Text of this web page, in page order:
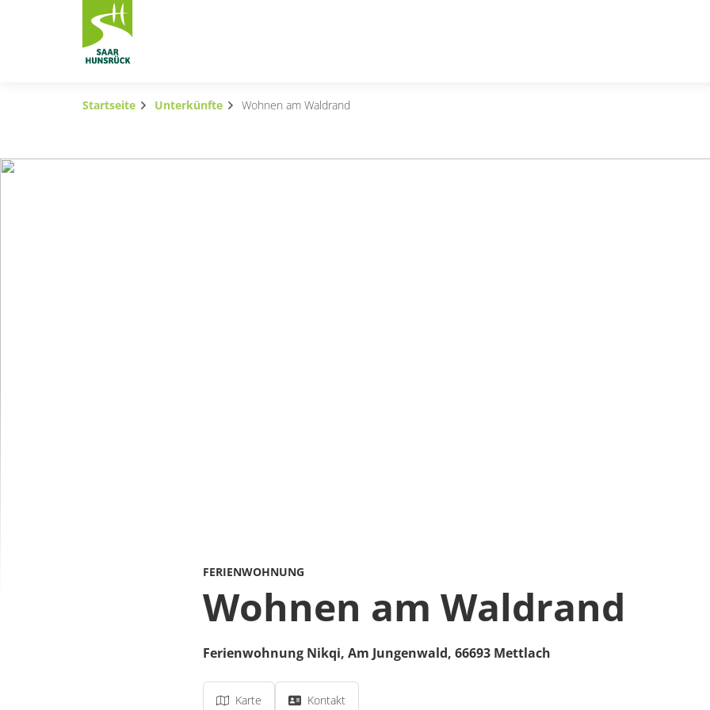
Zum Hauptinhalt springen
Subnavigation umschalten
Startseite Unterkünfte Wohnen am Waldrand
FERIENWOHNUNG
Wohnen am Waldrand
Ferienwohnung Nikqi, Am Jungenwald, 66693 Mettlach
Karte Kontakt